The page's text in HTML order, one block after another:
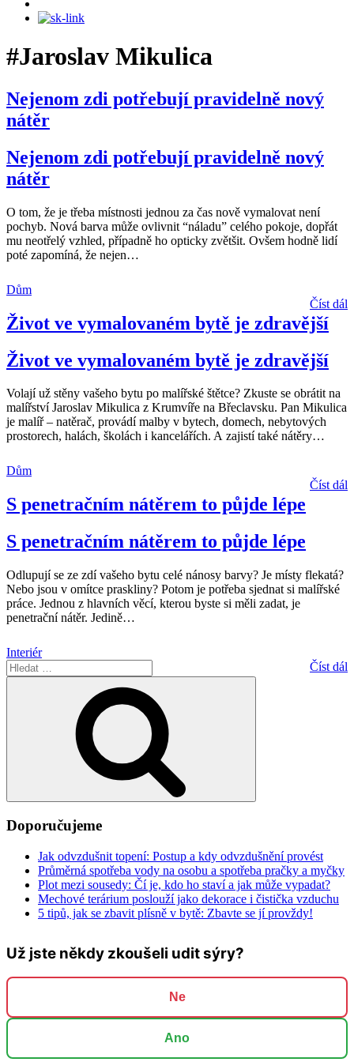
#Jaroslav Mikulica
Nejenom zdi potřebují pravidelně nový
nátěr
Nejenom zdi potřebují pravidelně nový
nátěr
O tom, že je třeba místnosti jednou za čas nově vymalovat není
pochyb. Nová barva může ovlivnit “náladu” celého pokoje, dopřát
mu neotřelý vzhled, případně ho opticky zvětšit. Ovšem hodně lidí
poté zapomíná, že nejen…
Dům
Číst dál
Život ve vymalovaném bytě je zdravější
Život ve vymalovaném bytě je zdravější
Volají už stěny vašeho bytu po malířské štětce? Zkuste se obrátit na
malířství Jaroslav Mikulica z Krumvíře na Břeclavsku. Pan Mikulica
je malíř – natěrač, provádí malby v bytech, domech, nebytových
prostorech, halách, školách i kancelářích. A zajistí také nátěry…
Dům
Číst dál
S penetračním nátěrem to půjde lépe
S penetračním nátěrem to půjde lépe
Odlupují se ze zdí vašeho bytu celé nánosy barvy? Je místy flekatá?
Nebo jsou v omítce praskliny? Potom je potřeba sjednat si malířské
práce. Jednou z hlavních věcí, kterou byste si měli zadat, je
penetrační nátěr. Jedině…
Interiér
Číst dál
Hledat:
Doporučujeme
Jak odvzdušnit topení: Postup a kdy odvzdušnění provést
Průměrná spotřeba vody na osobu a spotřeba pračky a myčky
Plot mezi sousedy: Čí je, kdo ho staví a jak může vypadat?
Mechové terárium poslouží jako dekorace i čistička vzduchu
5 tipů, jak se zbavit plísně v bytě: Zbavte se jí provždy!
Už jste někdy zkoušeli udit sýry?
Ne
Ano